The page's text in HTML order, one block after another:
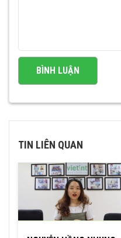
TIN LIÊN QUAN